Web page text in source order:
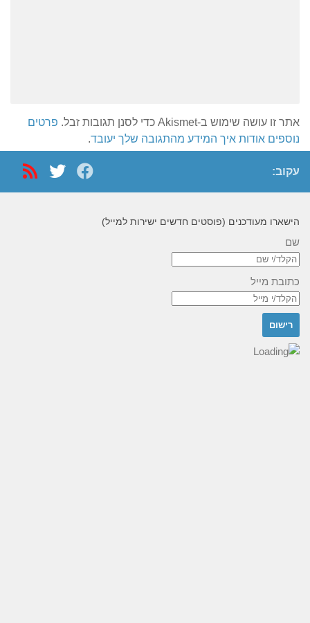
אתר זו עושה שימוש ב-Akismet כדי לסנן תגובות זבל.
פרטים
נוספים אודות איך המידע מהתגובה שלך יעובד.
עקוב:
הישארו מעודכנים (פוסטים חדשים ישירות למייל)
שם
כתובת מייל